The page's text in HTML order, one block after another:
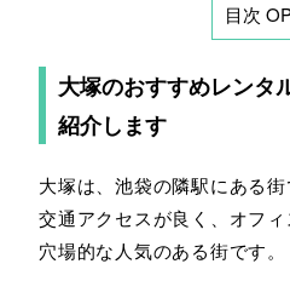
目次
大塚のおすすめレンタ
紹介します
大塚は、池袋の隣駅にある
交通アクセスが良く、オフ
穴場的な人気のある街です。